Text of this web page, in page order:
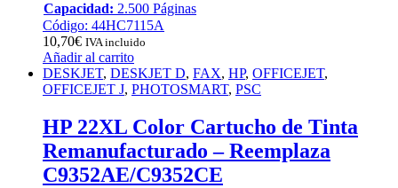
Capacidad: 2.500 Páginas
Código: 44HC7115A
10,70€ IVA incluido
Añadir al carrito
DESKJET, DESKJET D, FAX, HP, OFFICEJET,
OFFICEJET J, PHOTOSMART, PSC
HP 22XL Color Cartucho de Tinta
Remanufacturado – Reemplaza
C9352AE/C9352CE